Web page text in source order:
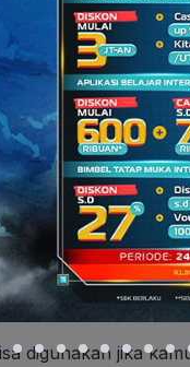
hari dan
bentuk
untuk
toantara
minggu depan).
willdanto
akan terjadi
terjadi di
besar
digunakan jika